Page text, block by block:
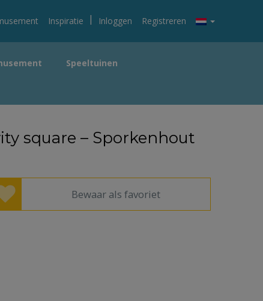
Inspiratie | Inloggen Registreren
Speeltuinen
square – Sporkenhout
Bewaar als favoriet